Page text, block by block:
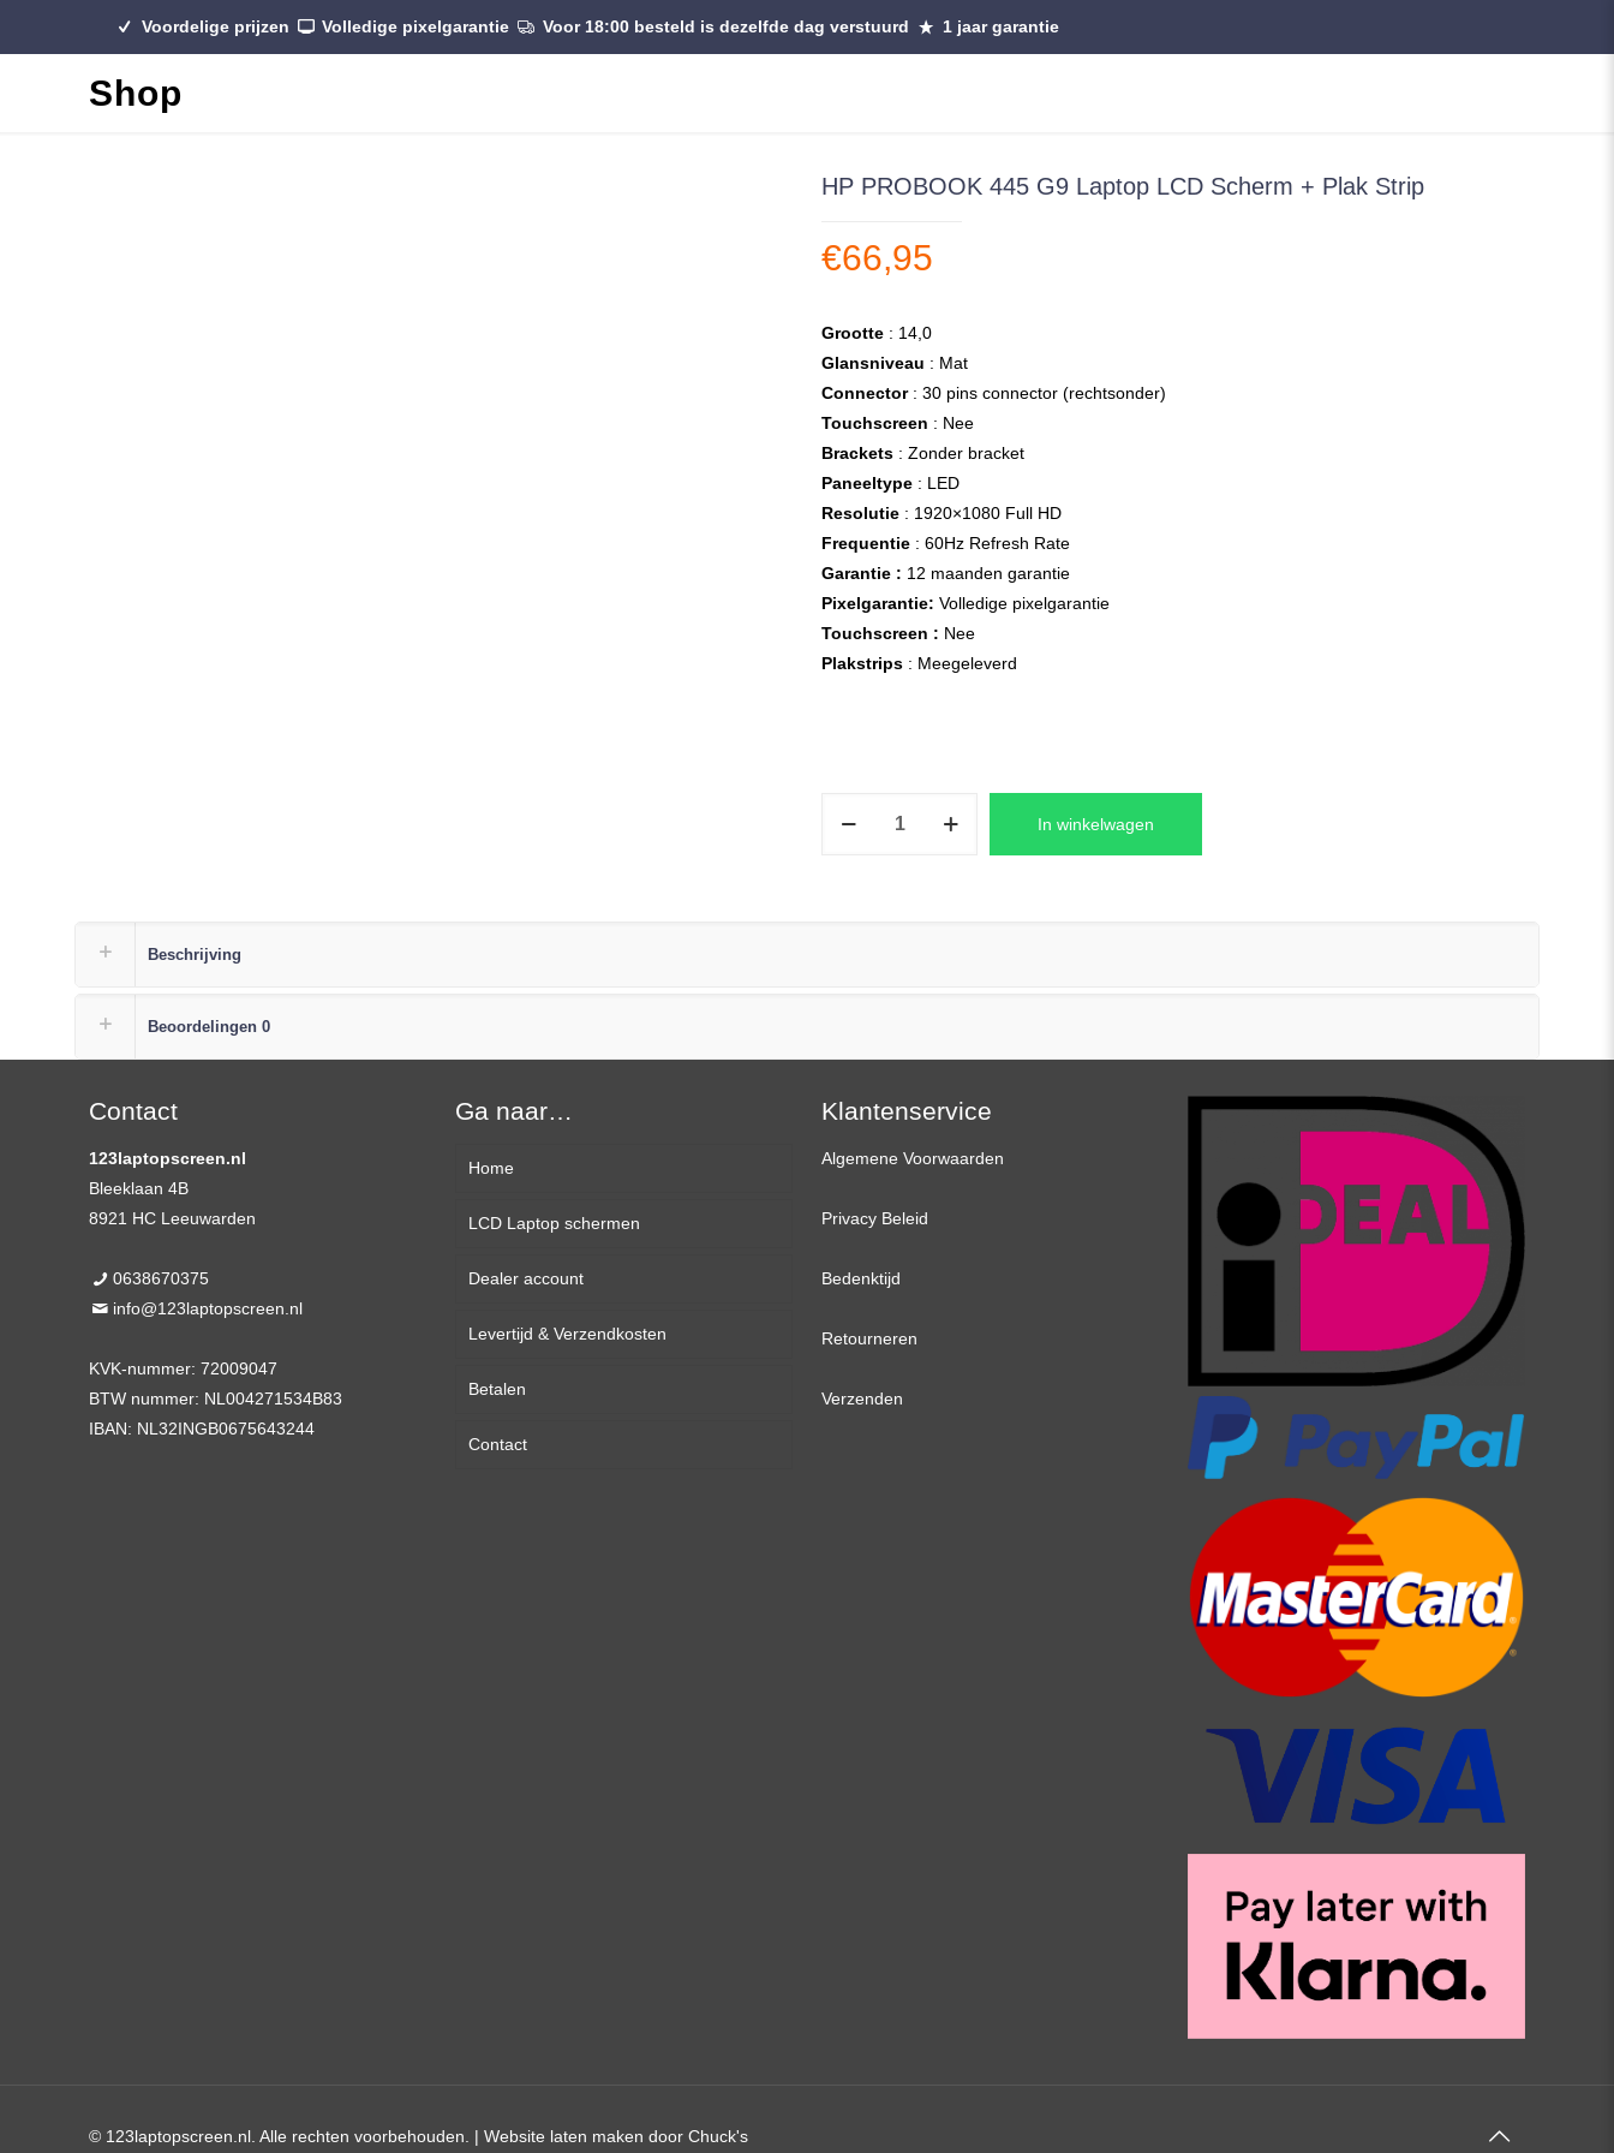
Voordelige prijzen Volledige pixelgarantie Voor 18:00 besteld is dezelfde dag verstuurd 1 jaar garantie
Shop
HP PROBOOK 445 G9 Laptop LCD Scherm + Plak Strip
€66,95
Grootte : 14,0
Glansniveau : Mat
Connector: 30 pins connector (rechtsonder)
Touchscreen : Nee
Brackets : Zonder bracket
Paneeltype : LED
Resolutie : 1920×1080 Full HD
Frequentie : 60Hz Refresh Rate
Garantie : 12 maanden garantie
Pixelgarantie:Volledige pixelgarantie
Touchscreen : Nee
Plakstrips : Meegeleverd
PROBOOK
aantal
In winkelwagen
Beschrijving
Beoordelingen 0
Contact
123laptopscreen.nl
Bleeklaan 4B
8921 HC Leeuwarden
0638670375
info@123laptopscreen.nl
KVK-nummer: 72009047
BTW nummer: NL004271534B83
IBAN: NL32INGB0675643244
Ga naar…
Home
LCD Laptop schermen
13,3 inch
14,0 inch
15,6 inch
17,3 inch
Dealer account
Levertijd & Verzendkosten
Betalen
Contact
Klantenservice
Algemene Voorwaarden
Privacy Beleid
Bedenktijd
Retourneren
Verzenden
© 123laptopscreen.nl. Alle rechten voorbehouden. |Website laten maken door Chuck's